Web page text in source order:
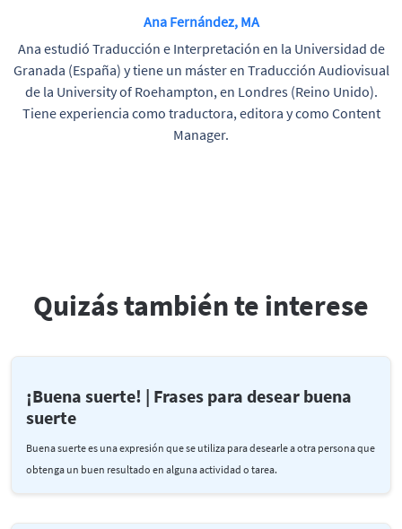
Ana Fernández, MA
Ana estudió Traducción e Interpretación en la Universidad de
Granada (España) y tiene un máster en Traducción Audiovisual
de la University of Roehampton, en Londres (Reino Unido).
Tiene experiencia como traductora, editora y como Content
Manager.
Quizás también te interese
¡Buena suerte! | Frases para desear buena
suerte
Buena suerte es una expresión que se utiliza para desearle a otra persona que
obtenga un buen resultado en alguna actividad o tarea.